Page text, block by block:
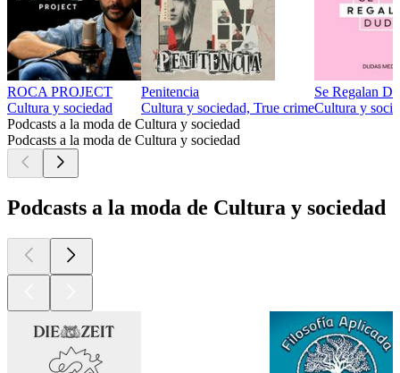
ROCA PROJECT
Cultura y sociedad
Penitencia
Cultura y sociedad, True crime
Se Regalan
Cultura y
Podcasts a la moda de Cultura y sociedad
Podcasts a la moda de Cultura y sociedad
Podcasts a la moda de Cultura y sociedad